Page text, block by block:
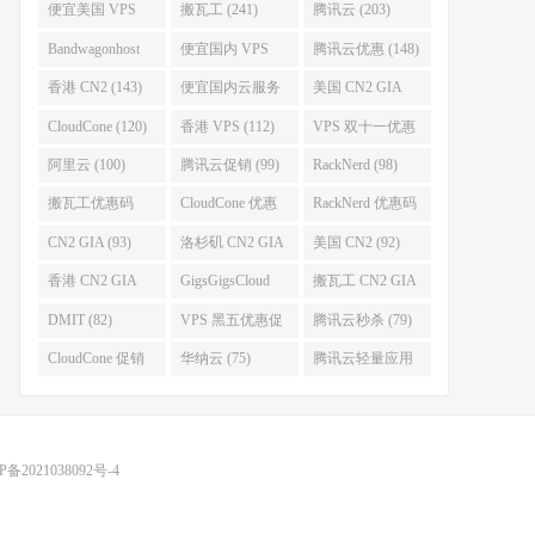
便宜美国 VPS
(255)
搬瓦工 (241) 腾讯云 (203)
Bandwagonhost
(188)
便宜国内 VPS
(167)
腾讯云优惠 (148)
香港 CN2 (143) 便宜国内云服务
器 (128)
美国 CN2 GIA
(123)
CloudCone (120) 香港 VPS (112) VPS 双十一优惠
促销 (106)
阿里云 (100) 腾讯云促销 (99) RackNerd (98)
搬瓦工优惠码
(96)
CloudCone 优惠
码 (96)
RackNerd 优惠码
(94)
CN2 GIA (93) 洛杉矶 CN2 GIA
(93)
美国 CN2 (92)
香港 CN2 GIA
(92)
GigsGigsCloud
(85)
搬瓦工 CN2 GIA
(83)
DMIT (82) VPS 黑五优惠促
销整理 (80)
腾讯云秒杀 (79)
CloudCone 促销 华纳云 (75) 腾讯云轻量应用
备2021038092号-4